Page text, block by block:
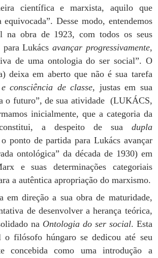
científica e marxista, aquilo que
Desse modo, entendemos
na obra de 1923, com todos os seus
Lukács avançar progressivamente,
de uma ontologia do ser social”. O
deixa em aberto que não é sua tarefa
consciência de classe, justas em sua
o futuro”, de sua atividade (LUKÁCS,
inicialmente, que a categoria da
a despeito de sua dupla
ponto de partida para Lukács avançar
ontológica” da década de 1930) em
e suas determinações categoriais
a autêntica apropriação do marxismo.
em direção a sua obra de maturidade,
de desenvolver a herança teórica,
na Ontologia do ser social. Esta
filósofo húngaro se dedicou até seu
concebida como uma introdução a